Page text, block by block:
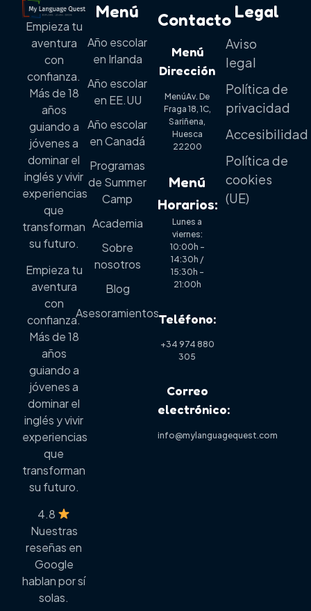
Empieza tu
aventura
con
confianza.
Más de 18
años
guiando a
jóvenes a
dominar el
inglés y vivir
experiencias
que
transforman
su futuro.
Empieza tu
aventura
con
confianza.
Más de 18
años
guiando a
jóvenes a
dominar el
inglés y vivir
experiencias
que
transforman
su futuro.
4.8
Nuestras
reseñas en
Google
hablan por sí
solas.
Menú
Año escolar
en Irlanda
Año escolar
en EE.UU
Año escolar
en Canadá
Programas
de Summer
Camp
Academia
Sobre
nosotros
Blog
Asesoramientos
Contacto
Menú
Dirección
MenúAv. De
Fraga 18, 1C,
Sariñena,
Huesca
22200
Menú
Horarios:
Lunes a
viernes:
10:00h –
14:30h /
15:30h –
21:00h
Teléfono:
+34 974 880
305
Correo
electrónico:
info@mylanguagequest.com
Legal
Aviso
legal
Política de
privacidad
Accesibilidad
Política de
cookies
(UE)